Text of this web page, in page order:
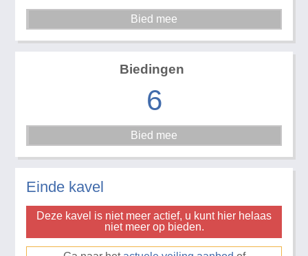
Biedingen
6
Einde kavel
Deze kavel is niet meer actief, u kunt hier helaas
niet meer op bieden.